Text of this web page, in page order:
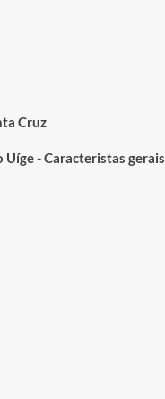
Cruz
Uíge - Caracteristas gerais